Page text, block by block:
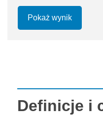
Pokaż wynik
Definicje i